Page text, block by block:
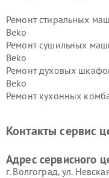
Ремонт стиральных
Beko
Ремонт сушильных
Beko
Ремонт духовых
Beko
Ремонт кухонных
Ремонт холодильников
Контакты сервис
Адрес сервисного
г. Волгоград, ул.